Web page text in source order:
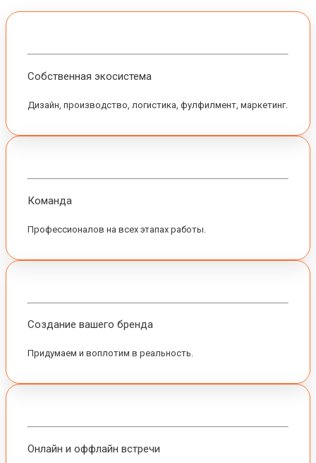
Собственная экосистема
Дизайн, производство, логистика, фулфилмент, маркетинг.
Команда
Профессионалов на всех этапах работы.
Создание вашего бренда
Придумаем и воплотим в реальность.
Онлайн и оффлайн встречи